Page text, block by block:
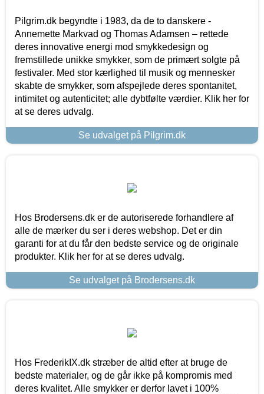
Pilgrim.dk begyndte i 1983, da de to danskere -
Annemette Markvad og Thomas Adamsen – rettede
deres innovative energi mod smykkedesign og
fremstillede unikke smykker, som de primært solgte på
festivaler. Med stor kærlighed til musik og mennesker
skabte de smykker, som afspejlede deres spontanitet,
intimitet og autenticitet; alle dybtfølte værdier. Klik her for
at se deres udvalg.
Se udvalget på Pilgrim.dk
Hos Brodersens.dk er de autoriserede forhandlere af
alle de mærker du ser i deres webshop. Det er din
garanti for at du får den bedste service og de originale
produkter. Klik her for at se deres udvalg.
Se udvalget på Brodersens.dk
Hos FrederikIX.dk stræber de altid efter at bruge de
bedste materialer, og de går ikke på kompromis med
deres kvalitet. Alle smykker er derfor lavet i 100%